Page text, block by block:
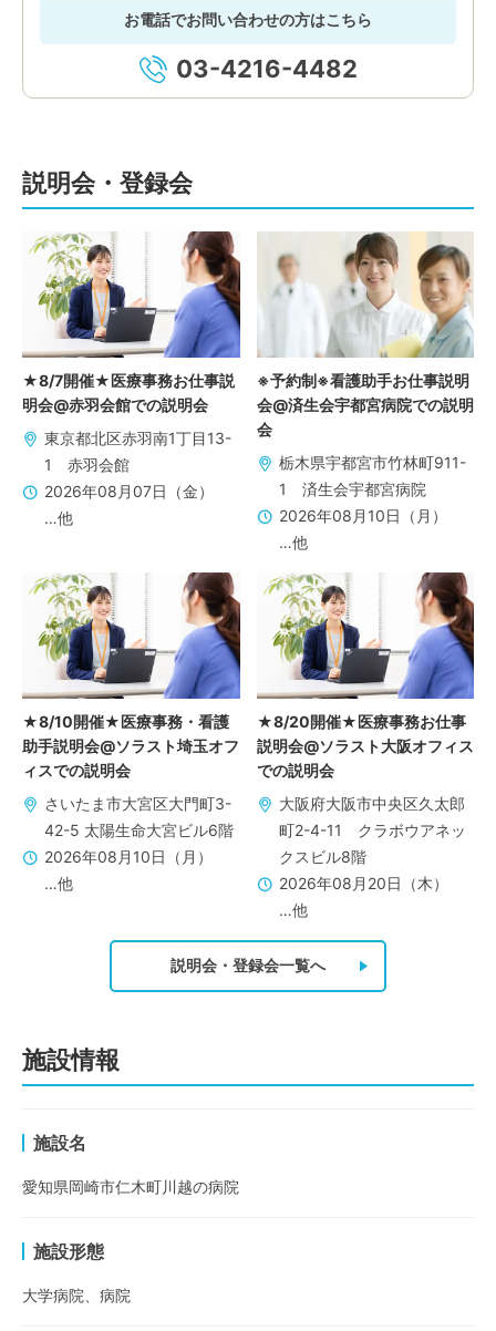
お電話でお問い合わせの方はこちら
03-4216-4482
説明会・登録会
★8/7開催★医療事務お仕事説
明会@赤羽会館での説明会
東京都北区赤羽南1丁目13-
1 赤羽会館
2026年08月07日（金）
…他
※予約制※看護助手お仕事説明
会@済生会宇都宮病院での説明
会
栃木県宇都宮市竹林町911-
1 済生会宇都宮病院
2026年08月10日（月）
…他
★8/10開催★医療事務・看護
助手説明会@ソラスト埼玉オフ
ィスでの説明会
さいたま市大宮区大門町3-
42-5 太陽生命大宮ビル6階
2026年08月10日（月）
…他
★8/20開催★医療事務お仕事
説明会@ソラスト大阪オフィス
での説明会
大阪府大阪市中央区久太郎
町2-4-11 クラボウアネッ
クスビル8階
2026年08月20日（木）
…他
説明会・登録会一覧へ
施設情報
施設名
愛知県岡崎市仁木町川越の病院
施設形態
大学病院、病院